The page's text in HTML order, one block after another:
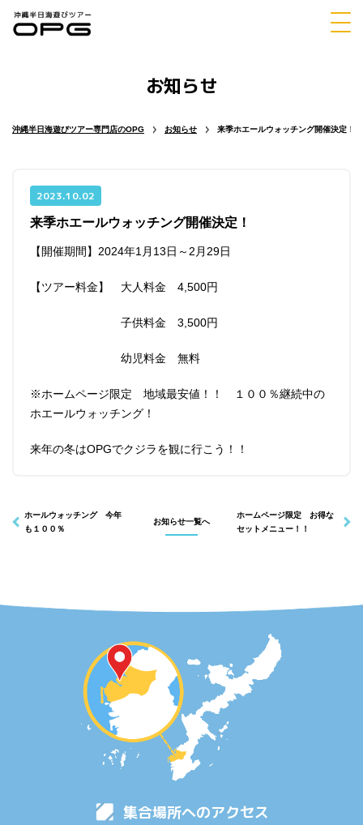
シュノーケリング 体験 ダイビング
マリンスポーツ パラセーリング
お知らせ
沖縄半日海遊びツアー専門店のOPG お知らせ 来季ホエールウォッチング開催決定！
2023.10.02
来季ホエールウォッチング開催決定！
【開催期間】2024年1月13日～2月29日
【ツアー料金】 大人料金 4,500円
子供料金 3,500円
幼児料金 無料
※ホームページ限定 地域最安値！！ １００％継続中の
ホエールウォッチング！
来年の冬はOPGでクジラを観に行こう！！
ホームページ限定 お得な
セットメニュー！！
お知らせ一覧へ
ホールウォッチング 今年
も１００％
集合場所へのアクセス